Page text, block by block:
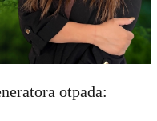
otpada: